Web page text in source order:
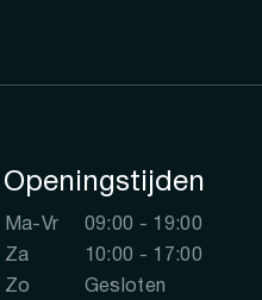
Openingstijden
Ma-Vr
09:00 - 19:00
Za
10:00 - 17:00
Zo
Gesloten